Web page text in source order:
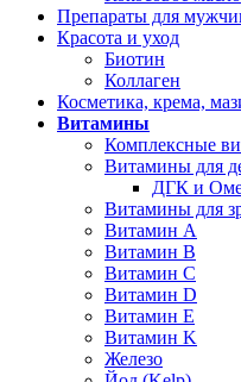
Препараты для
Красота и уход
Биотин
Коллаген
Косметика, крема,
Витамины
Комплексные
Витамины для
ДГК и
Витамины для
Витамин А
Витамин В
Витамин C
Витамин D
Витамин Е
Витамин K
Железо